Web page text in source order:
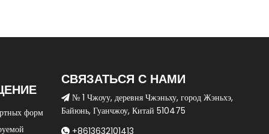
форм
СВЯЗАТЬСЯ С НАМИ
 № 1 Чжоуу, деревня Чжэньху, город Жэньхэ,
Байюнь, Гуанчжоу, Китай 510475
 +8613632101413